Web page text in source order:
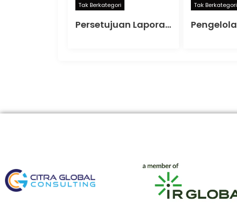
Tak Berkategori
Persetujuan Laporan Keuangan Hasil Audit dalam RUPS: Fondasi Transparansi dan Akuntabilitas Perusahaan
Tak Berkategori